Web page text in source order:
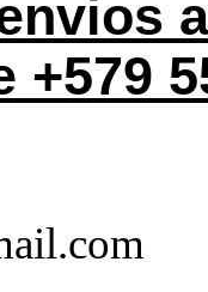
+579